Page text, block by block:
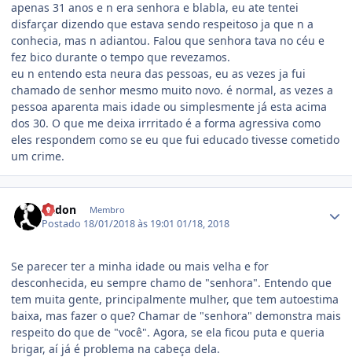
apenas 31 anos e n era senhora e blabla, eu ate tentei
disfarçar dizendo que estava sendo respeitoso ja que n a
conhecia, mas n adiantou. Falou que senhora tava no céu e
fez bico durante o tempo que revezamos.
eu n entendo esta neura das pessoas, eu as vezes ja fui
chamado de senhor mesmo muito novo. é normal, as vezes a
pessoa aparenta mais idade ou simplesmente já esta acima
dos 30. O que me deixa irrritado é a forma agressiva como
eles respondem como se eu que fui educado tivesse cometido
um crime.
Radon Membro
Postado 18/01/2018 às 19:0101/18, 2018
Se parecer ter a minha idade ou mais velha e for
desconhecida, eu sempre chamo de "senhora". Entendo que
tem muita gente, principalmente mulher, que tem autoestima
baixa, mas fazer o que? Chamar de "senhora" demonstra mais
respeito do que de "você". Agora, se ela ficou puta e queria
brigar, aí já é problema na cabeça dela.